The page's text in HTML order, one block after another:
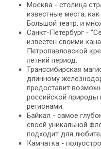
Москва - столица
известные места,
Большой театр, и
Санкт-Петербург -
известен своими
Петропавловской
летний период.
Транссибирская
длинному
предоставит
российской природы
регионами.
Байкал - самое
своей уникальной
подходит для
Камчатка -